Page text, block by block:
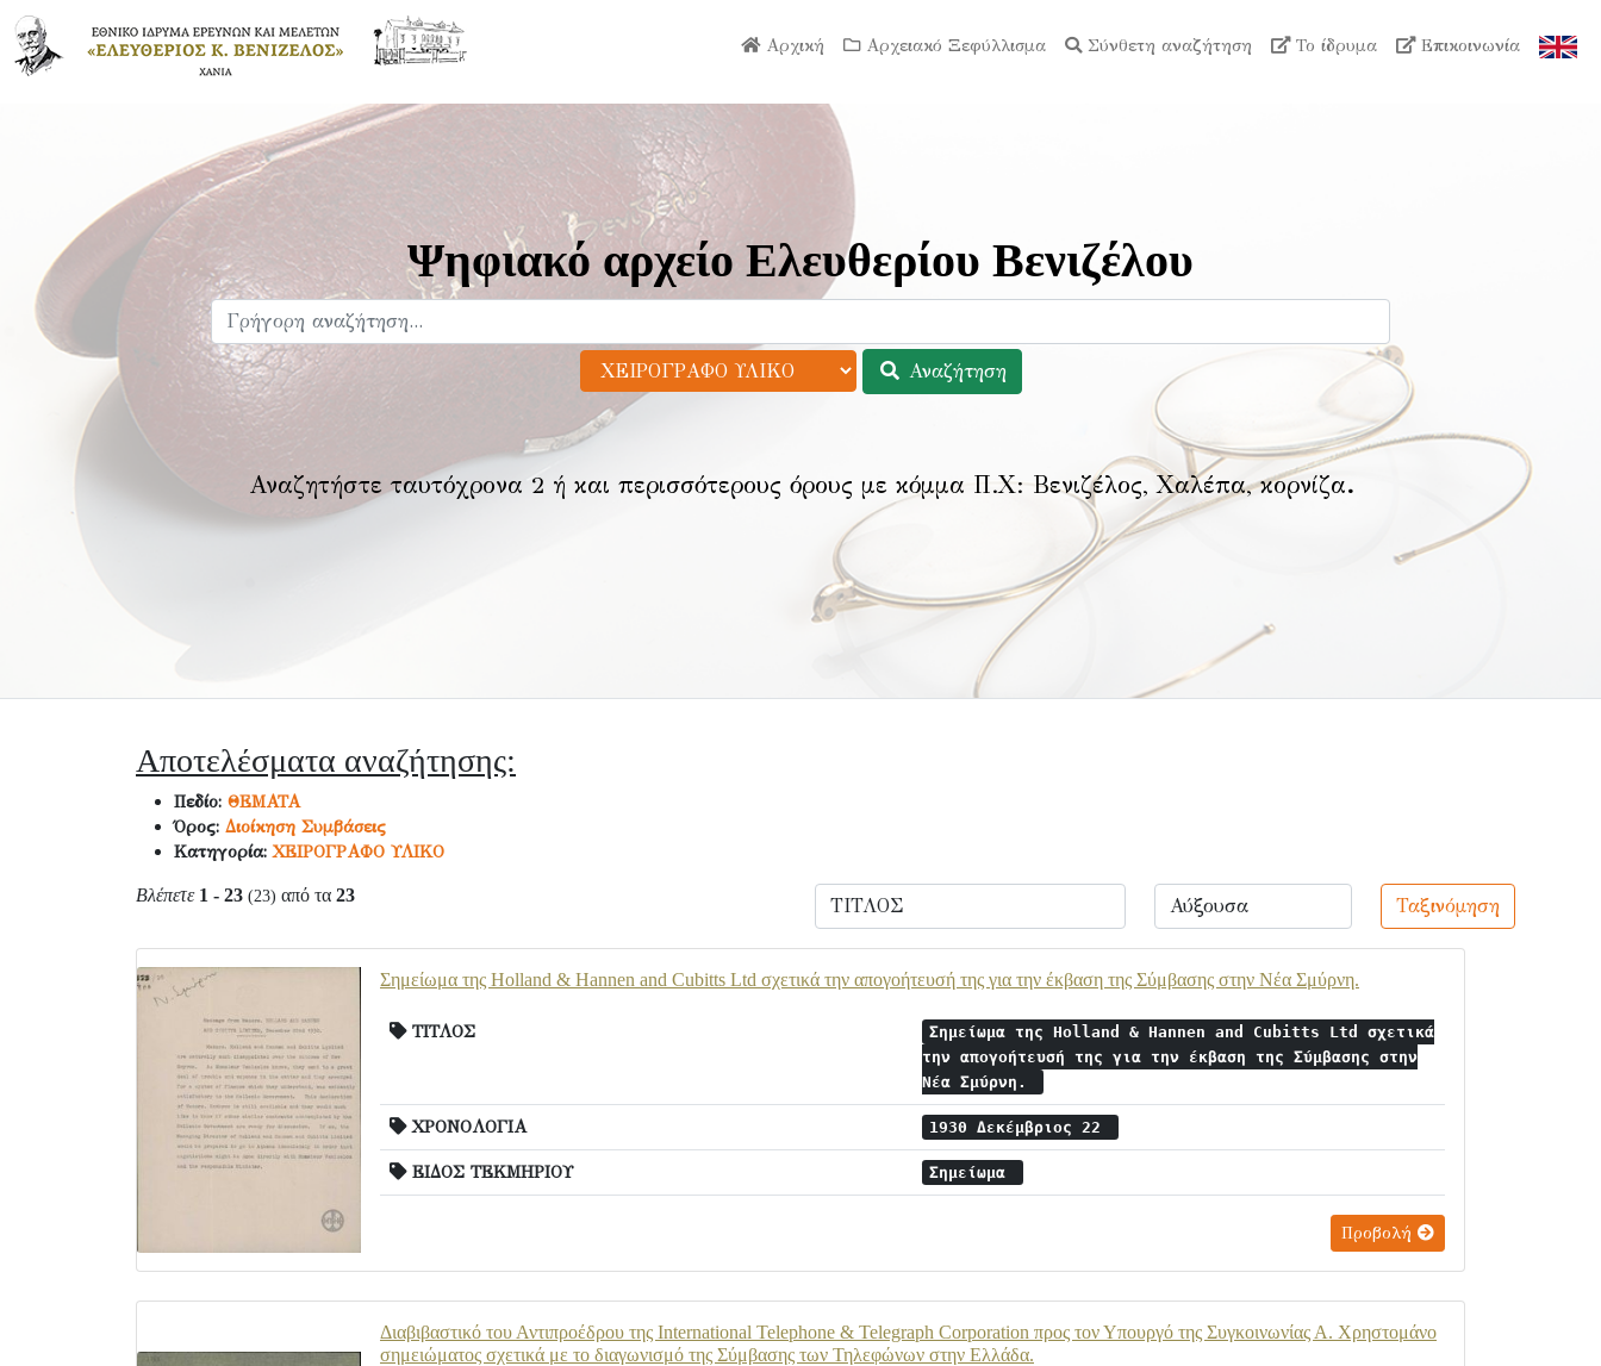
Αρχική Αρχειακό Ξεφύλλισμα Σύνθετη αναζήτηση Το ίδρυμα Επικοινωνία
Ψηφιακό αρχείο Ελευθερίου Βενιζέλου
Αναζήτηση
Αναζητήστε ταυτόχρονα 2 ή και περισσότερους όρους με κόμμα Π.Χ: Βενιζέλος, Χαλέπα, κορνίζα.
Αποτελέσματα αναζήτησης:
Πεδίο: ΘΕΜΑΤΑ
Όρος: Διοίκηση Συμβάσεις
Κατηγορία:ΧΕΙΡΟΓΡΑΦΟ ΥΛΙΚΟ
Βλέπετε 1 - 23 (23) από τα 23 Ταξινόμηση
Σημείωμα της Holland & Hannen and Cubitts Ltd σχετικά την απογοήτευσή της για την έκβαση της Σύμβασης στην Νέα Σμύρνη.
ΤΙΤΛΟΣ
Σημείωμα της Holland & Hannen and Cubitts Ltd σχετικά
την απογοήτευσή της για την έκβαση της Σύμβασης στην
Νέα Σμύρνη.
ΧΡΟΝΟΛΟΓΙΑ 1930 Δεκέμβριος 22
ΕΙΔΟΣ ΤΕΚΜΗΡΙΟΥ Σημείωμα
Προβολή
Διαβιβαστικό του Αντιπροέδρου της International Telephone & Telegraph Corporation προς τον Υπουργό της Συγκοινωνίας Α. Χρηστομάνο
σημειώματος σχετικά με το διαγωνισμό της Σύμβασης των Τηλεφώνων στην Ελλάδα.